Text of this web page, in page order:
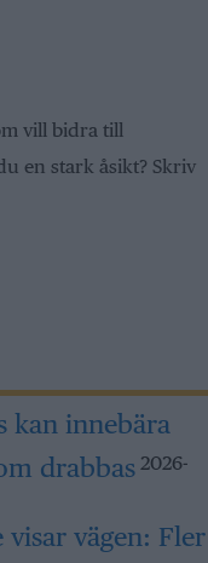
vill bidra till
en stark åsikt? Skriv
kan innebära
drabbas 2026-
vägen: Fler